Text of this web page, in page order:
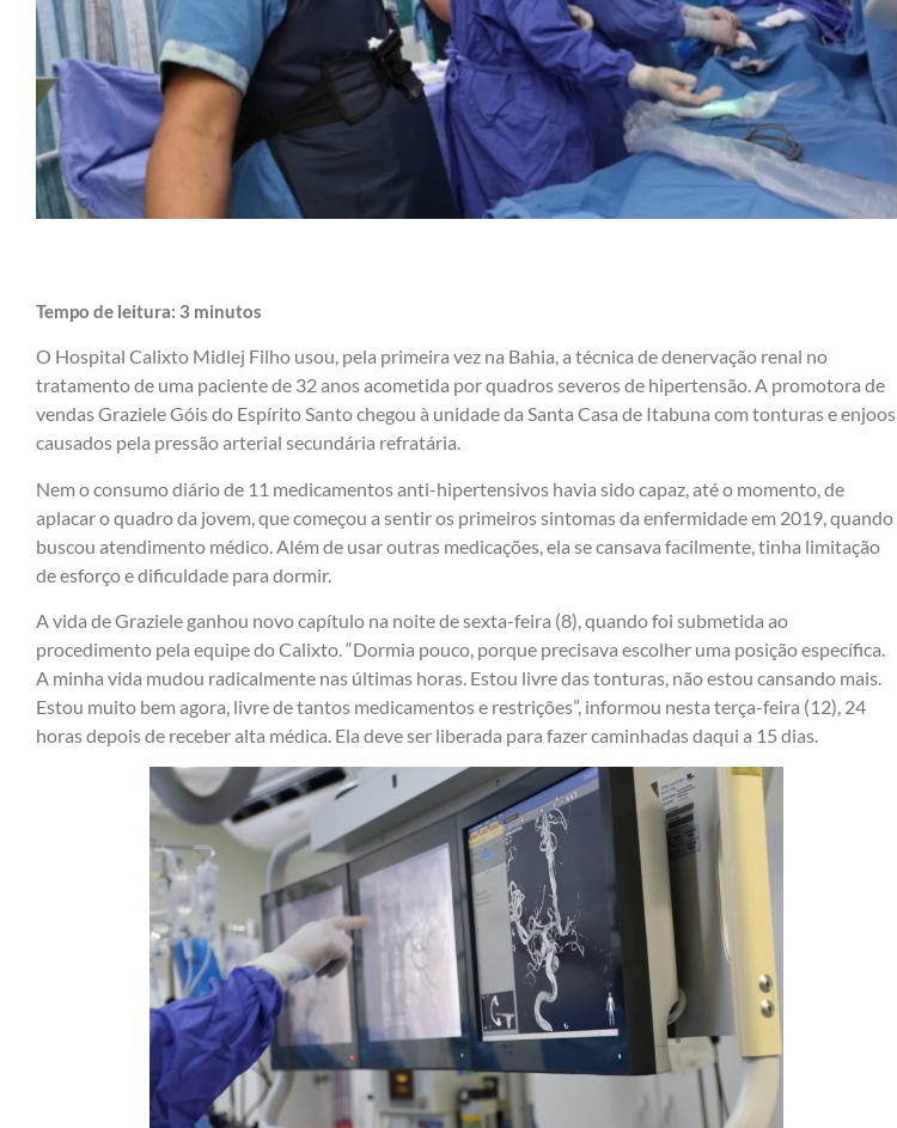
Tempo de leitura: 3 minutos
O Hospital Calixto Midlej Filho usou, pela primeira vez na Bahia, a técnica de denervação renal no
tratamento de uma paciente de 32 anos acometida por quadros severos de hipertensão. A promotora de
vendas Graziele Góis do Espírito Santo chegou à unidade da Santa Casa de Itabuna com tonturas e enjoos
causados pela pressão arterial secundária refratária.
Nem o consumo diário de 11 medicamentos anti-hipertensivos havia sido capaz, até o momento, de
aplacar o quadro da jovem, que começou a sentir os primeiros sintomas da enfermidade em 2019, quando
buscou atendimento médico. Além de usar outras medicações, ela se cansava facilmente, tinha limitação
de esforço e dificuldade para dormir.
A vida de Graziele ganhou novo capítulo na noite de sexta-feira (8), quando foi submetida ao
procedimento pela equipe do Calixto. “Dormia pouco, porque precisava escolher uma posição específica.
A minha vida mudou radicalmente nas últimas horas. Estou livre das tonturas, não estou cansando mais.
Estou muito bem agora, livre de tantos medicamentos e restrições”, informou nesta terça-feira (12), 24
horas depois de receber alta médica. Ela deve ser liberada para fazer caminhadas daqui a 15 dias.